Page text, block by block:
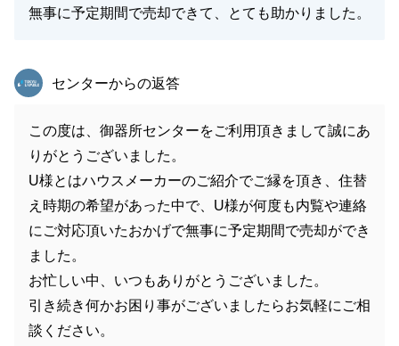
無事に予定期間で売却できて、とても助かりました。
東急リバブル
センターからの返答
この度は、御器所センターをご利用頂きまして誠にあ
りがとうございました。
U様とはハウスメーカーのご紹介でご縁を頂き、住替
え時期の希望があった中で、U様が何度も内覧や連絡
にご対応頂いたおかげで無事に予定期間で売却ができ
ました。
お忙しい中、いつもありがとうございました。
引き続き何かお困り事がございましたらお気軽にご相
談ください。